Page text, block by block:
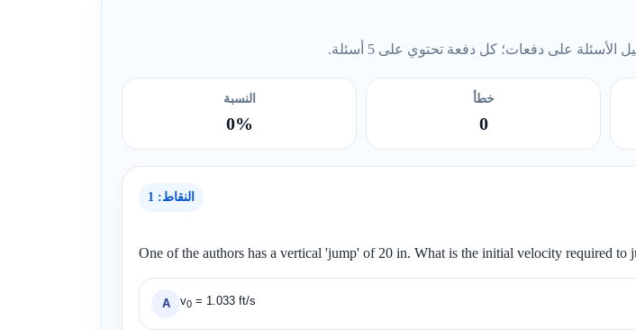
على دفعات؛ كل دفعة تحتوي على 5 أسئلة.
خطأ
0
النسبة
0%
النقاط: 1
One of the authors has a vertical 'jump' of 20 in. What is the initial velocity required to
A v0 = 1.033 ft/s